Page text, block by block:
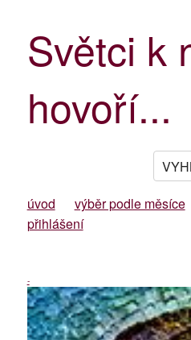
Světci k
hovoří...
úvod výběr podle měsíce
přihlášení
-